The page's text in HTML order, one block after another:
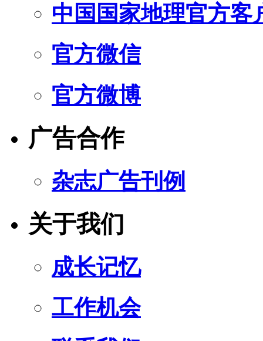
中国国家地理官方客
官方微信
官方微博
广告合作
杂志广告刊例
关于我们
成长记忆
工作机会